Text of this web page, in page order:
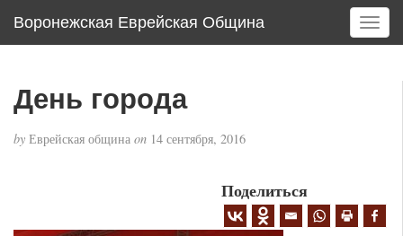
Воронежская Еврейская Община
T
o
i
g
День города
by Еврейская община on 14 сентября, 2016
Поделиться